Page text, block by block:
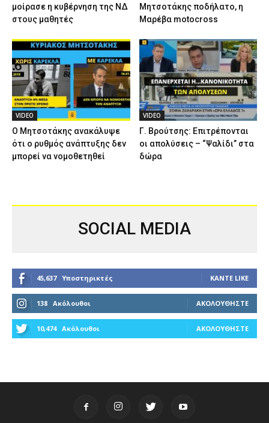
μοίρασε η κυβέρνηση της ΝΔ
στους μαθητές
Μητσοτάκης ποδήλατο, η
Μαρέβα motocross
VIDEO
Ο Μητσοτάκης ανακάλυψε
ότι ο ρυθμός ανάπτυξης δεν
μπορεί να νομοθετηθεί
VIDEO
Γ. Βρούτσης: Επιτρέπονται
οι απολύσεις – “Ψαλίδι” στα
δώρα
SOCIAL MEDIA
45,637 Υποστηρικτές ΚΆΝΤΕ LIKE
138 Ακόλουθοι ΑΚΟΛΟΥΘΉΣΤΕ
10,474 Ακόλουθοι ΑΚΟΛΟΥΘΉΣΤΕ